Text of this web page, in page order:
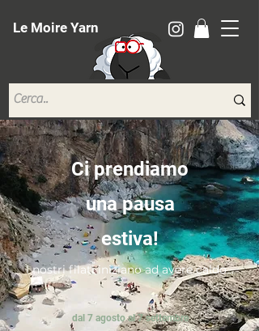
Le Moire Yarn
Ci prendiamo
una pausa
estiva!
I nostri filati iniziano ad avere caldo...
dal 7 agosto al 7 settembre